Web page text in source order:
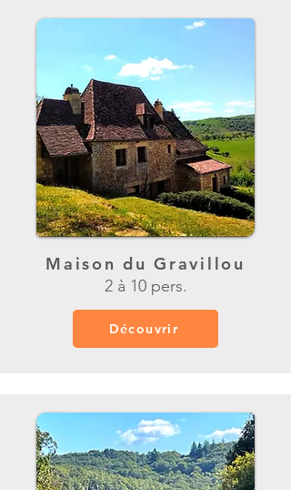
Maison du Gravillou
2 à 10 pers.
Découvrir